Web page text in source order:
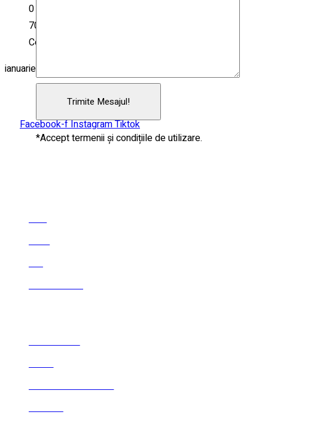
*Accept termenii și condițiile de utilizare.
0 km
70kW
Coupe
ianuarie 23, 2025
NE GASESTI SI PE
Facebook-fInstagramTiktok